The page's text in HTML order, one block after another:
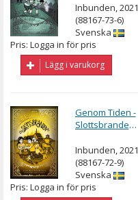
Inbunden, 2021
(88167-73-6)
Svenska
Pris: Logga in för pris
Lägg i varukorg
Genom Tiden -
Slottsbranden -
Inbunden, 2021
(88167-72-9)
Svenska
Pris: Logga in för pris